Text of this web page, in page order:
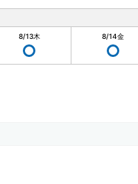
8/13木 8/14金